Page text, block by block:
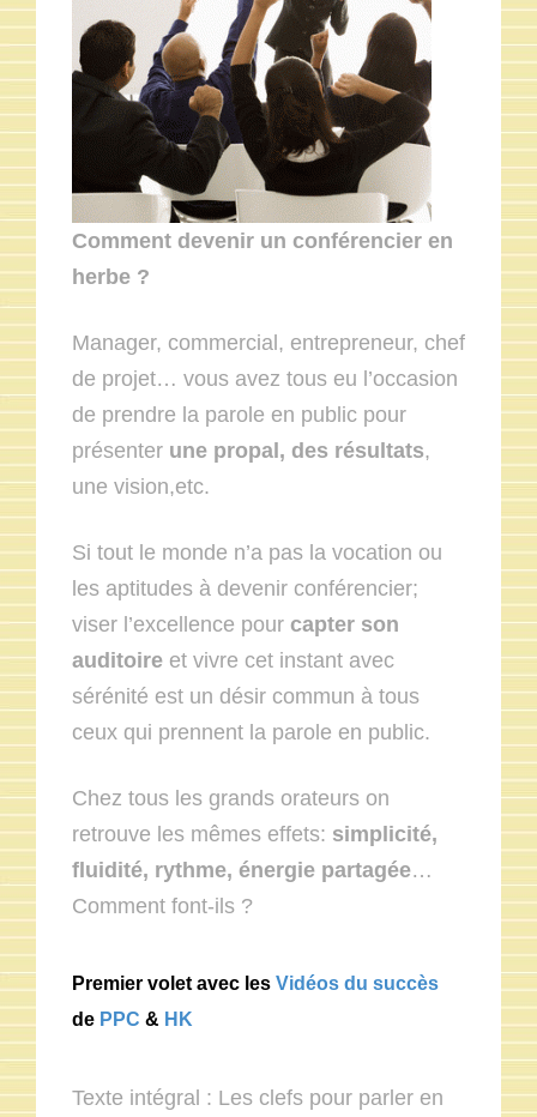
Comment devenir un conférencier en
herbe ?
Manager, commercial, entrepreneur, chef
de projet… vous avez tous eu l’occasion
de prendre la parole en public pour
présenter une propal, des résultats,
une vision,etc.
Si tout le monde n’a pas la vocation ou
les aptitudes à devenir conférencier;
viser l’excellence pour capter son
auditoire et vivre cet instant avec
sérénité est un désir commun à tous
ceux qui prennent la parole en public.
Chez tous les grands orateurs on
retrouve les mêmes effets: simplicité,
fluidité, rythme, énergie partagée…
Comment font-ils ?
Premier volet avec les Vidéos du succès
de PPC & HK
Texte intégral : Les clefs pour parler en